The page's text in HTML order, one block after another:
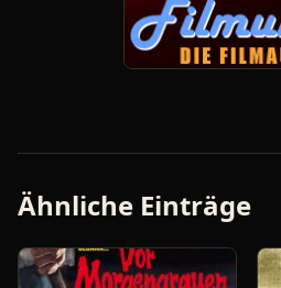
Ähnliche Einträge